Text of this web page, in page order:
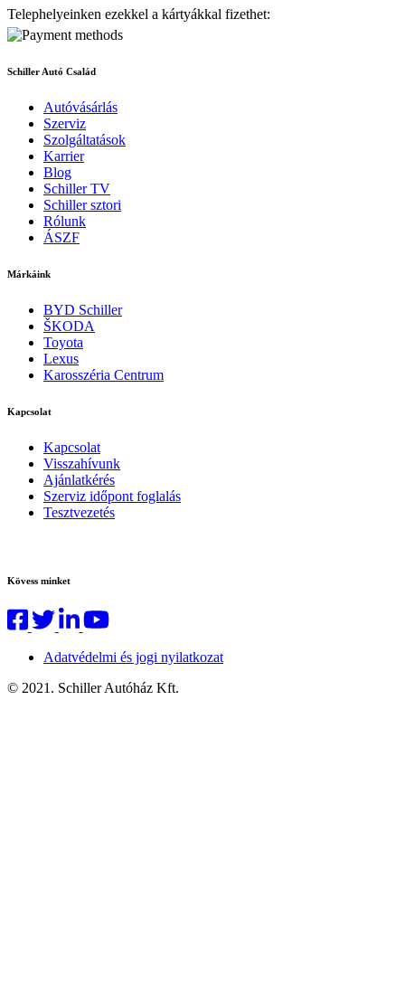
Telephelyeinken ezekkel a kártyákkal fizethet:
Schiller Autó Család
Autóvásárlás
Szerviz
Szolgáltatások
Karrier
Blog
Schiller TV
Schiller sztori
Rólunk
ÁSZF
Márkáink
BYD Schiller
ŠKODA
Toyota
Lexus
Karosszéria Centrum
Kapcsolat
Kapcsolat
Visszahívunk
Ajánlatkérés
Szerviz időpont foglalás
Tesztvezetés
Kövess minket
Adatvédelmi és jogi nyilatkozat
© 2021. Schiller Autóház Kft.